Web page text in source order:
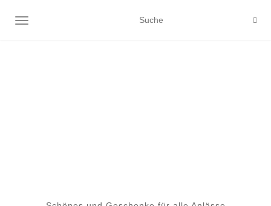
NAVIGATION EIN-/AUSSCHALTEN